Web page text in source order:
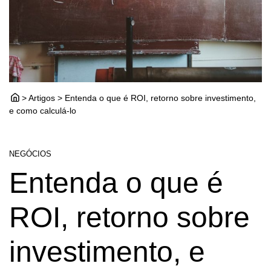
> Artigos > Entenda o que é ROI, retorno sobre investimento,
e como calculá-lo
NEGÓCIOS
Entenda o que é
ROI, retorno sobre
investimento, e